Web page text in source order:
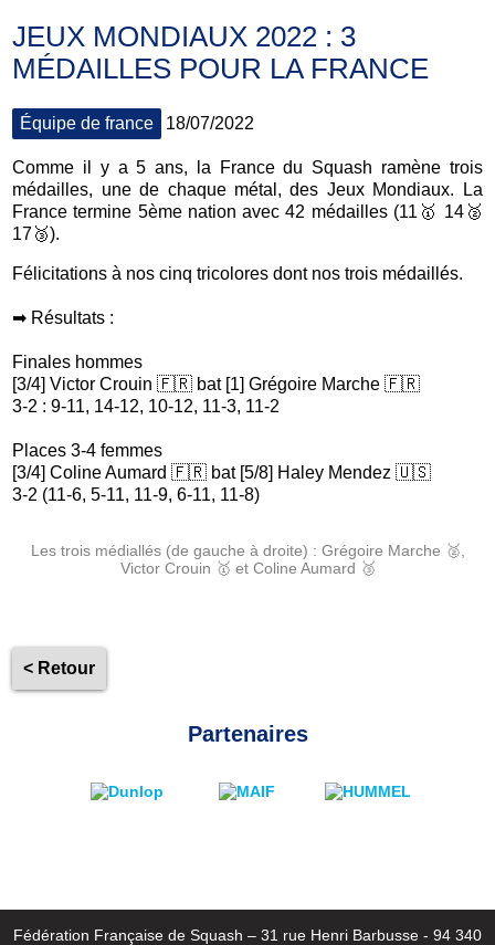
JEUX MONDIAUX 2022 : 3
MÉDAILLES POUR LA FRANCE
Équipe de france 18/07/2022
Comme il y a 5 ans, la France du Squash ramène trois
médailles, une de chaque métal, des Jeux Mondiaux. La
France termine 5ème nation avec 42 médailles (11🥇 14🥈
17🥉).
Félicitations à nos cinq tricolores dont nos trois médaillés.
➡ Résultats :
Finales hommes
[3/4] Victor Crouin 🇫🇷 bat [1] Grégoire Marche 🇫🇷
3-2 : 9-11, 14-12, 10-12, 11-3, 11-2
Places 3-4 femmes
[3/4] Coline Aumard 🇫🇷 bat [5/8] Haley Mendez 🇺🇸
3-2 (11-6, 5-11, 11-9, 6-11, 11-8)
Les trois médiallés (de gauche à droite) : Grégoire Marche 🥈,
Victor Crouin 🥇 et Coline Aumard 🥉
< Retour
Partenaires
Fédération Française de Squash – 31 rue Henri Barbusse - 94 340